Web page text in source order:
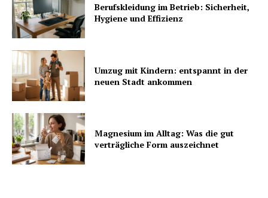
Berufskleidung im Betrieb: Sicherheit,
Hygiene und Effizienz
Umzug mit Kindern: entspannt in der
neuen Stadt ankommen
Magnesium im Alltag: Was die gut
verträgliche Form auszeichnet